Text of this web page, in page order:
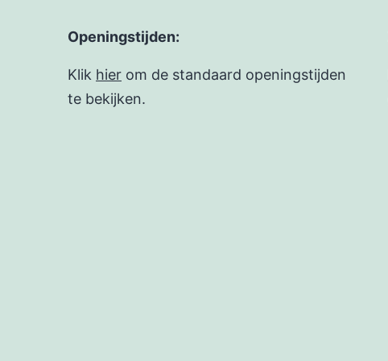
Openingstijden:
Klik hier om de standaard openingstijden
te bekijken.